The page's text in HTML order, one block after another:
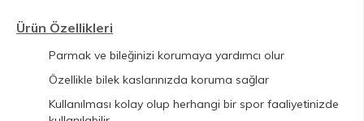
Ürün Özellikleri
Parmak ve bileğinizi korumaya yardımcı olur
Özellikle bilek kaslarınızda koruma sağlar
Kullanılması kolay olup herhangi bir spor faaliyetinizde